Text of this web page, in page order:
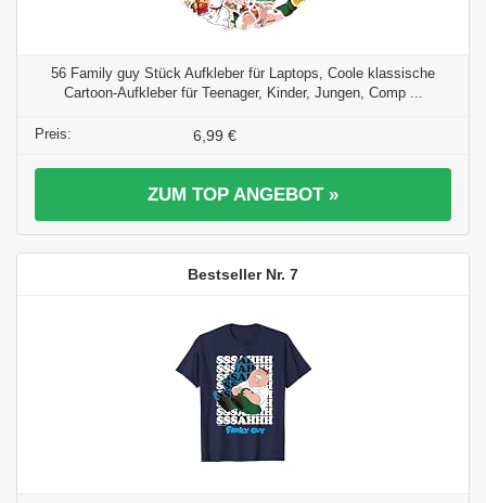
56 Family guy Stück Aufkleber für Laptops, Coole klassische
Cartoon-Aufkleber für Teenager, Kinder, Jungen, Comp ...
6,99 €
ZUM TOP ANGEBOT »
7